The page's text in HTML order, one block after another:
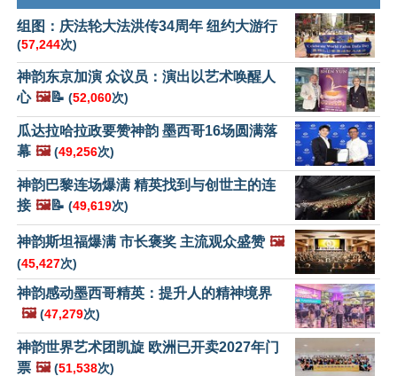
组图：庆法轮大法洪传34周年 纽约大游行
(57,244次)
神韵东京加演 众议员：演出以艺术唤醒人
心 🖼️📝 (52,060次)
瓜达拉哈拉政要赞神韵 墨西哥16场圆满落
幕 🖼️ (49,256次)
神韵巴黎连场爆满 精英找到与创世主的连
接 🖼️📝 (49,619次)
神韵斯坦福爆满 市长褒奖 主流观众盛赞 🖼️
(45,427次)
神韵感动墨西哥精英：提升人的精神境界
🖼️ (47,279次)
神韵世界艺术团凯旋 欧洲已开卖2027年门
票 🖼️ (51,538次)